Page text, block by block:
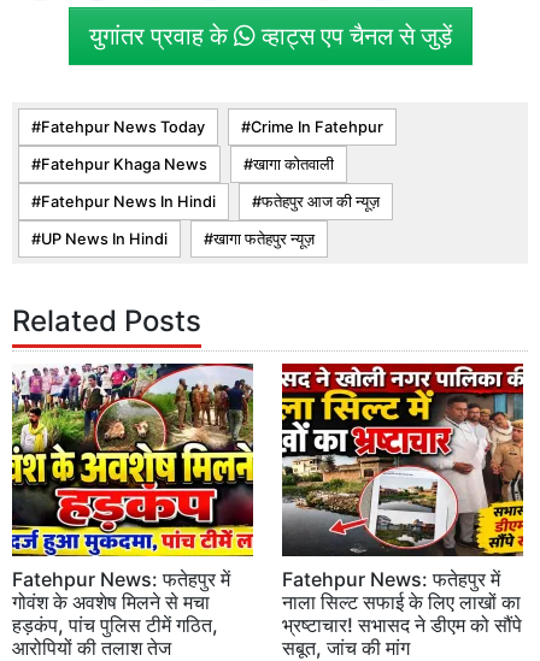
युगांतर प्रवाह के व्हाट्स एप चैनल से जुड़ें
Fatehpur News Today Crime In Fatehpur
Fatehpur Khaga News खागा कोतवाली
Fatehpur News In Hindi फतेहपुर आज की न्यूज़
UP News In Hindi खागा फतेहपुर न्यूज़
Related Posts
Fatehpur News: फतेहपुर में
गोवंश के अवशेष मिलने से मचा
हड़कंप, पांच पुलिस टीमें गठित,
आरोपियों की तलाश तेज
Fatehpur News: फतेहपुर में
नाला सिल्ट सफाई के लिए लाखों का
भ्रष्टाचार! सभासद ने डीएम को सौंपे
सबूत, जांच की मांग